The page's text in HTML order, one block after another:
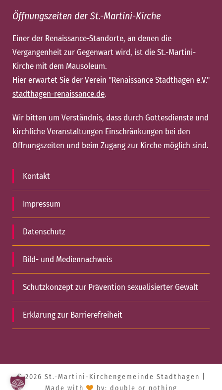
Öffnungszeiten der St.-Martini-Kirche
Einer der Renaissance-Standorte, an denen die
Vergangenheit zur Gegenwart wird, ist die St.-Martini-
Kirche mit dem Mausoleum.
Hier erwartet Sie der Verein "Renaissance Stadthagen e.V."
stadthagen-renaissance.de.
Wir bitten um Verständnis, dass durch Gottesdienste und
kirchliche Veranstaltungen Einschränkungen bei den
Öffnungszeiten und beim Zugang zur Kirche möglich sind.
Kontakt
Impressum
Datenschutz
Bild- und Mediennachweis
Schutzkonzept zur Prävention sexualisierter Gewalt
Erklärung zur Barrierefreiheit
© 2026 St.-Martini-Kirchengemeinde Stadthagen |
Made with
by: double or nothing